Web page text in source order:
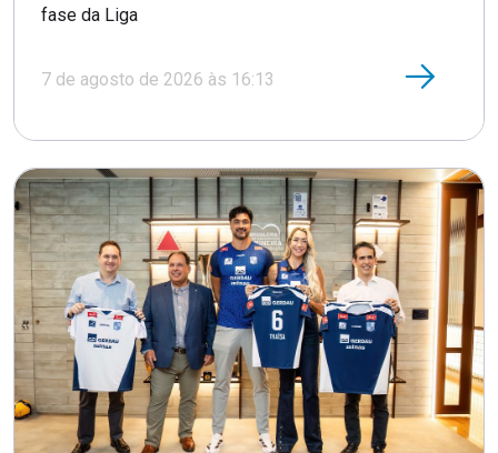
fase da Liga
7 de agosto de 2026 às 16:13